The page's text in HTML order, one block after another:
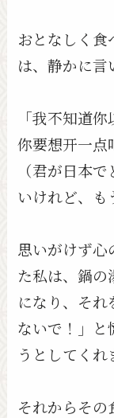
おとなしく食
は、静かに言
「我不知道
你要想开一点
（君が日本
いけれど、も
思いがけず心
た私は、鍋
になり、そ
ないで！」と
うとしてくれ
それからそ